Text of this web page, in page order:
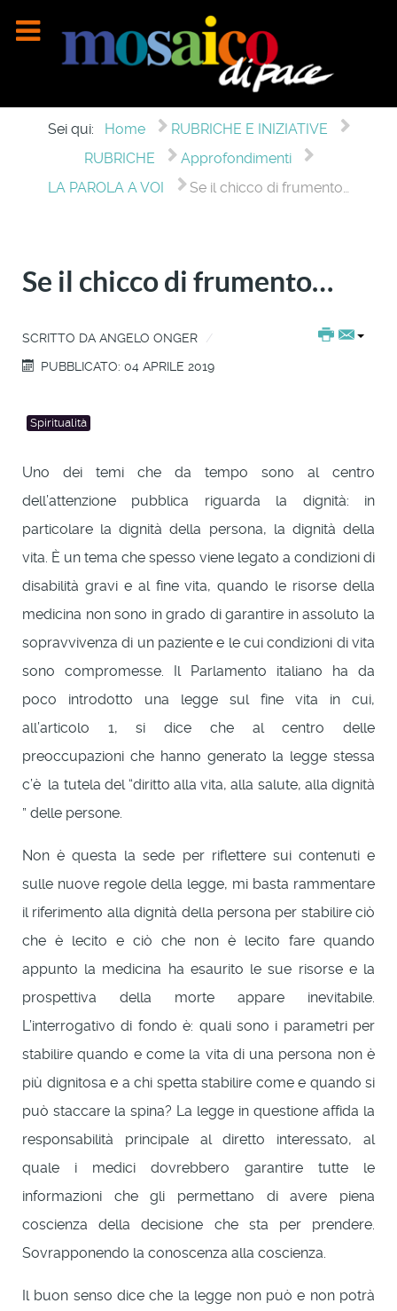
Sei qui: Home
RUBRICHE E INIZIATIVE
RUBRICHE
Approfondimenti
LA PAROLA A VOI
Se il chicco di frumento…
Se il chicco di frumento…
SCRITTO DA ANGELO ONGER
PUBBLICATO: 04 APRILE 2019
Spiritualità
Uno dei temi che da tempo sono al centro
dell’attenzione pubblica riguarda la dignità: in
particolare la dignità della persona, la dignità della
vita. È un tema che spesso viene legato a condizioni di
disabilità gravi e al fine vita, quando le risorse della
medicina non sono in grado di garantire in assoluto la
sopravvivenza di un paziente e le cui condizioni di vita
sono compromesse. Il Parlamento italiano ha da
poco introdotto una legge sul fine vita in cui,
all’articolo 1, si dice che al centro delle
preoccupazioni che hanno generato la legge stessa
c’è la tutela del “diritto alla vita, alla salute, alla dignità
” delle persone.
Non è questa la sede per riflettere sui contenuti e
sulle nuove regole della legge, mi basta rammentare
il riferimento alla dignità della persona per stabilire ciò
che è lecito e ciò che non è lecito fare quando
appunto la medicina ha esaurito le sue risorse e la
prospettiva della morte appare inevitabile.
L’interrogativo di fondo è: quali sono i parametri per
stabilire quando e come la vita di una persona non è
più dignitosa e a chi spetta stabilire come e quando si
può staccare la spina? La legge in questione affida la
responsabilità principale al diretto interessato, al
quale i medici dovrebbero garantire tutte le
informazioni che gli permettano di avere piena
coscienza della decisione che sta per prendere.
Sovrapponendo la conoscenza alla coscienza.
Il buon senso dice che la legge non può e non potrà